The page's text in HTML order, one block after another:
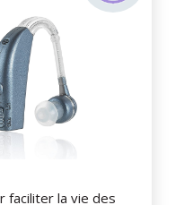
faciliter la vie des